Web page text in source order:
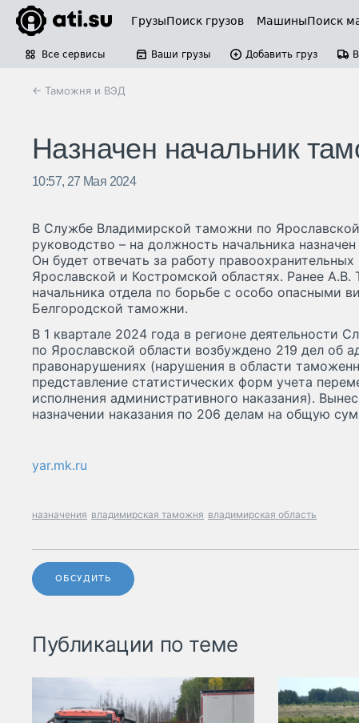
ГрузыПоиск грузов МашиныПоиск
Все сервисы Ваши грузы Добавить груз
← Таможня и ВЭД
Назначен начальник
10:57, 27 Мая 2024
В Службе Владимирской таможни по
руководство – на должность начальника
Он будет отвечать за работу
Ярославской и Костромской областях. Ранее А.В.
начальника отдела по борьбе с особо опасными
Белгородской таможни.
В 1 квартале 2024 года в регионе деятельности
по Ярославской области возбуждено 219 дел об
правонарушениях (нарушения в области
представление статистических форм учета
исполнения административного наказания).
назначении наказания по 206 делам на общую
yar.mk.ru
назначения владимирская таможня владимирская область
ОБСУДИТЬ
Публикации по теме